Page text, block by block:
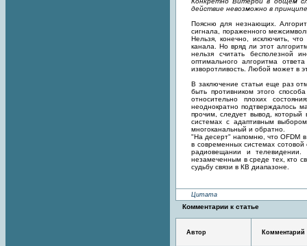
действие невозможно в
Поясню для незнающих.
сигнала, пораженного
Нельзя, конечно, исключить,
канала. Но вряд ли этот
нельзя считать бесполезной
оптимального алгоритма
изворотливость. Любой может в
В заключение статьи еще раз
быть противником этого
относительно плохих
неоднократно подтверждалось
прочим, следует вывод, который
системах с адаптивным
многоканальный и обратно.
"На десерт" напомню, что OFDM
в современных системах
радиовещании и телевидении.
незамеченным в среде тех, кто
судьбу связи в КВ диапазоне.
Цитата
Комментарии к статье
Автор Комментарий